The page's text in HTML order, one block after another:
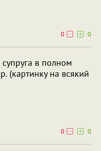
0
0
в полном
(картинку на всякий
0
0